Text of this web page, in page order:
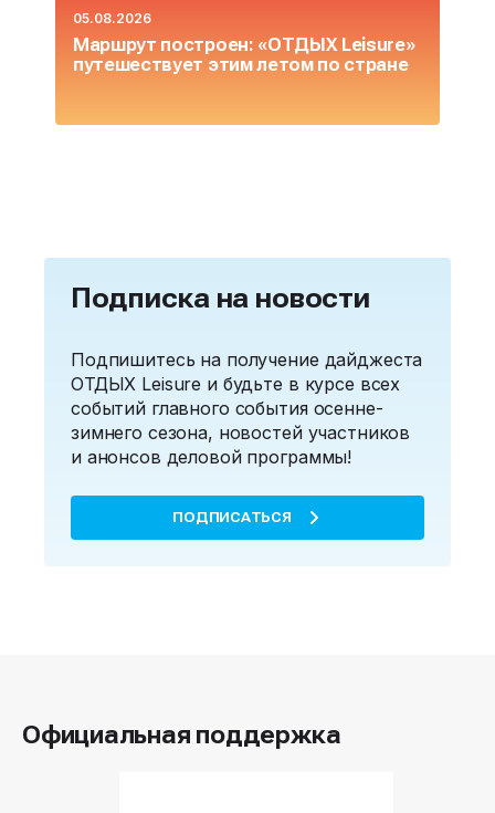
05.08.2026
Маршрут построен: «ОТДЫХ Leisure»
путешествует этим летом по стране
Подписка на новости
Подпишитесь на получение дайджеста
ОТДЫХ Leisure и будьте в курсе всех
событий главного события осенне-
зимнего сезона, новостей участников
и анонсов деловой программы!
ПОДПИСАТЬСЯ
Официальная поддержка